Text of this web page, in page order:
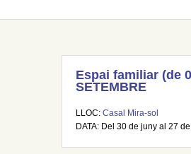
Espai familiar (de
SETEMBRE
LLOC: Casal Mira-sol
DATA: Del 30 de juny al 27